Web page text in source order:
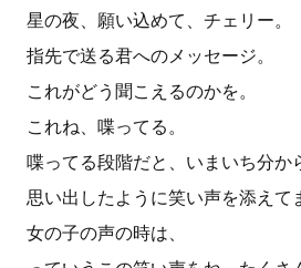
星の夜、願い込めて、チェリー。
指先で送る君へのメッセージ。
これがどう聞こえるのかを。
これね、喋ってる。
喋ってる段階だと、いまいち分か
思い出したように笑い声を添えて
女の子の声の時は、